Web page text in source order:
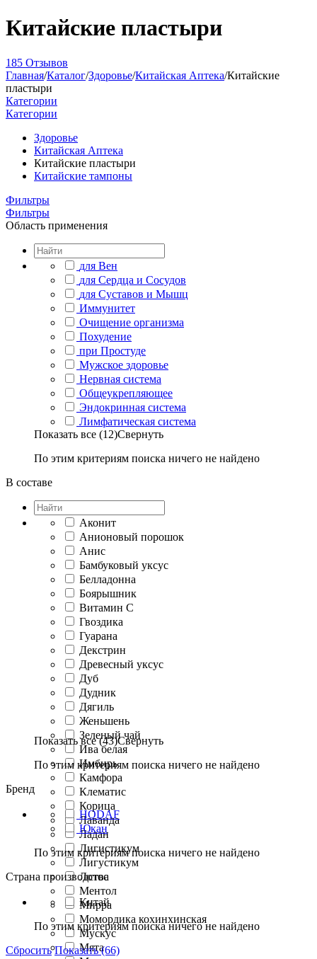
Китайские пластыри
185 Отзывов
Главная/Каталог/Здоровье/Китайская Аптека/Китайские
пластыри
Категории
Категории
Здоровье
Китайская Аптека
Китайские пластыри
Китайские тампоны
Фильтры
Фильтры
Область применения
для Вен
для Сердца и Сосудов
для Суставов и Мышц
Иммунитет
Очищение организма
Похудение
при Простуде
Мужское здоровье
Нервная система
Общеукрепляющее
Эндокринная система
Лимфатическая система
Показать все (12)Свернуть
По этим критериям поиска ничего не найдено
В составе
Аконит
Анионовый порошок
Анис
Бамбуковый уксус
Белладонна
Боярышник
Витамин C
Гвоздика
Гуарана
Декстрин
Древесный уксус
Дуб
Дудник
Дягиль
Женьшень
Зеленый чай
Ива белая
Имбирь
Камфора
Клематис
Корица
Лаванда
Ладан
Лигистикум
Лигустикум
Лотос
Ментол
Мирра
Момордика кохинхинская
Мускус
Мята
Показать все (43)Свернуть
По этим критериям поиска ничего не найдено
Бренд
HODAF
Юкан
По этим критериям поиска ничего не найдено
Страна производства
Китай
По этим критериям поиска ничего не найдено
Сбросить Показать (66)